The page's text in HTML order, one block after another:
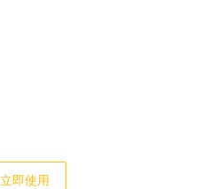
立即使用